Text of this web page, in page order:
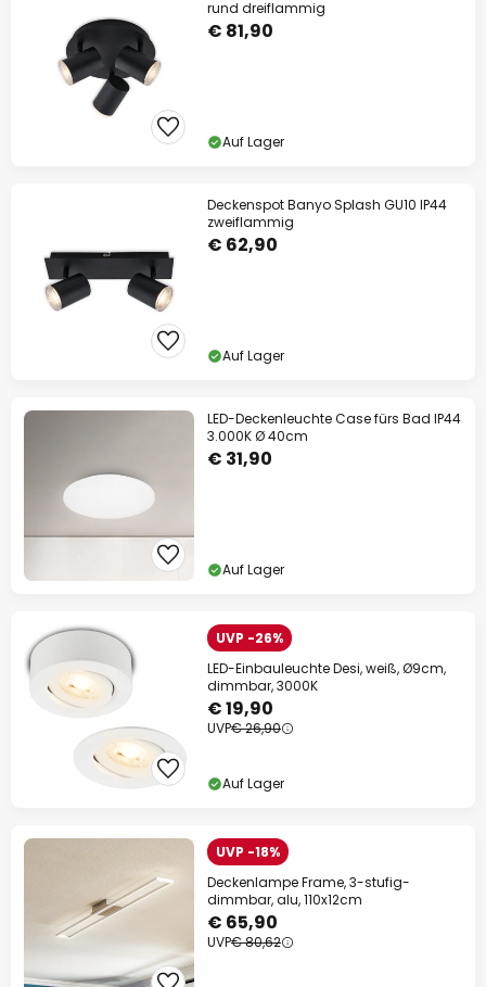
rund dreiflammig
€ 81,90
Auf Lager
Deckenspot Banyo Splash GU10 IP44
zweiflammig
€ 62,90
Auf Lager
LED-Deckenleuchte Case fürs Bad IP44
3.000K Ø 40cm
€ 31,90
Auf Lager
UVP -26%
LED-Einbauleuchte Desi, weiß, Ø9cm,
dimmbar, 3000K
€ 19,90
UVP€ 26,90
Auf Lager
UVP -18%
Deckenlampe Frame, 3-stufig-
dimmbar, alu, 110x12cm
€ 65,90
UVP€ 80,62